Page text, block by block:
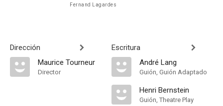
Fernand Lagardes
Dirección
Maurice Tourneur
Director
Escritura
André Lang
Guión, Guión Adaptado
Henri Bernstein
Guión, Theatre Play